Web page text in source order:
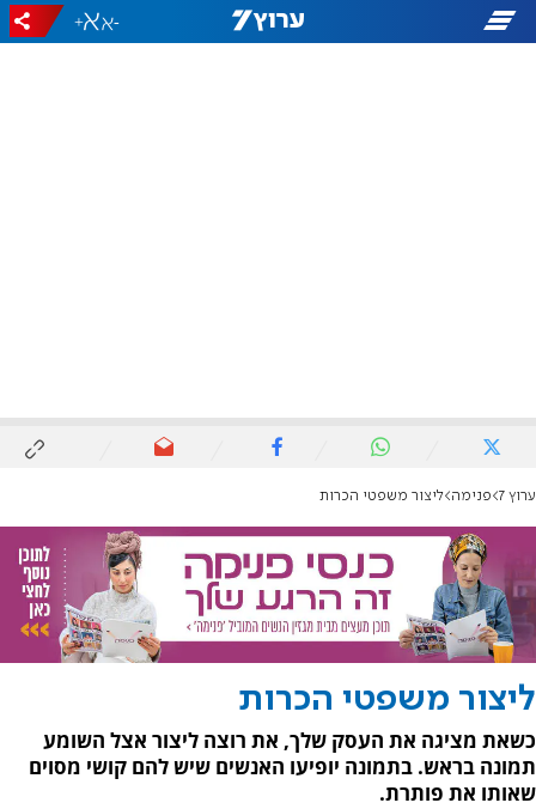
-
+
ערוץ 7 פנימה ליצור משפטי הכרות
ליצור משפטי הכרות
כשאת מציגה את העסק שלך, את רוצה ליצור אצל השומע
תמונה בראש. בתמונה יופיעו האנשים שיש להם קושי מסוים
שאותו את פותרת.